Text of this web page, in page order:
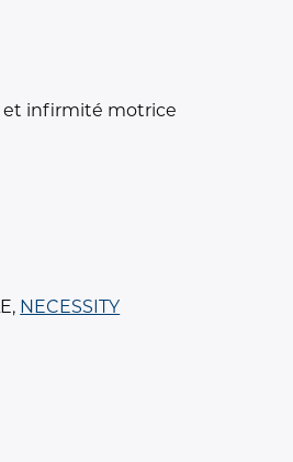
et infirmité motrice
NECESSITY